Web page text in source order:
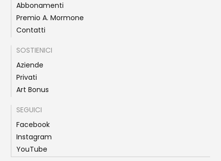
Abbonamenti
Premio A. Mormone
Contatti
SOSTIENICI
Aziende
Privati
Art Bonus
SEGUICI
Facebook
Instagram
YouTube